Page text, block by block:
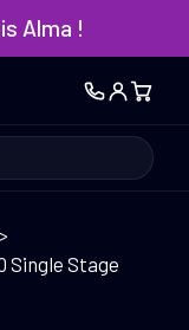
Alma !
Single Stage